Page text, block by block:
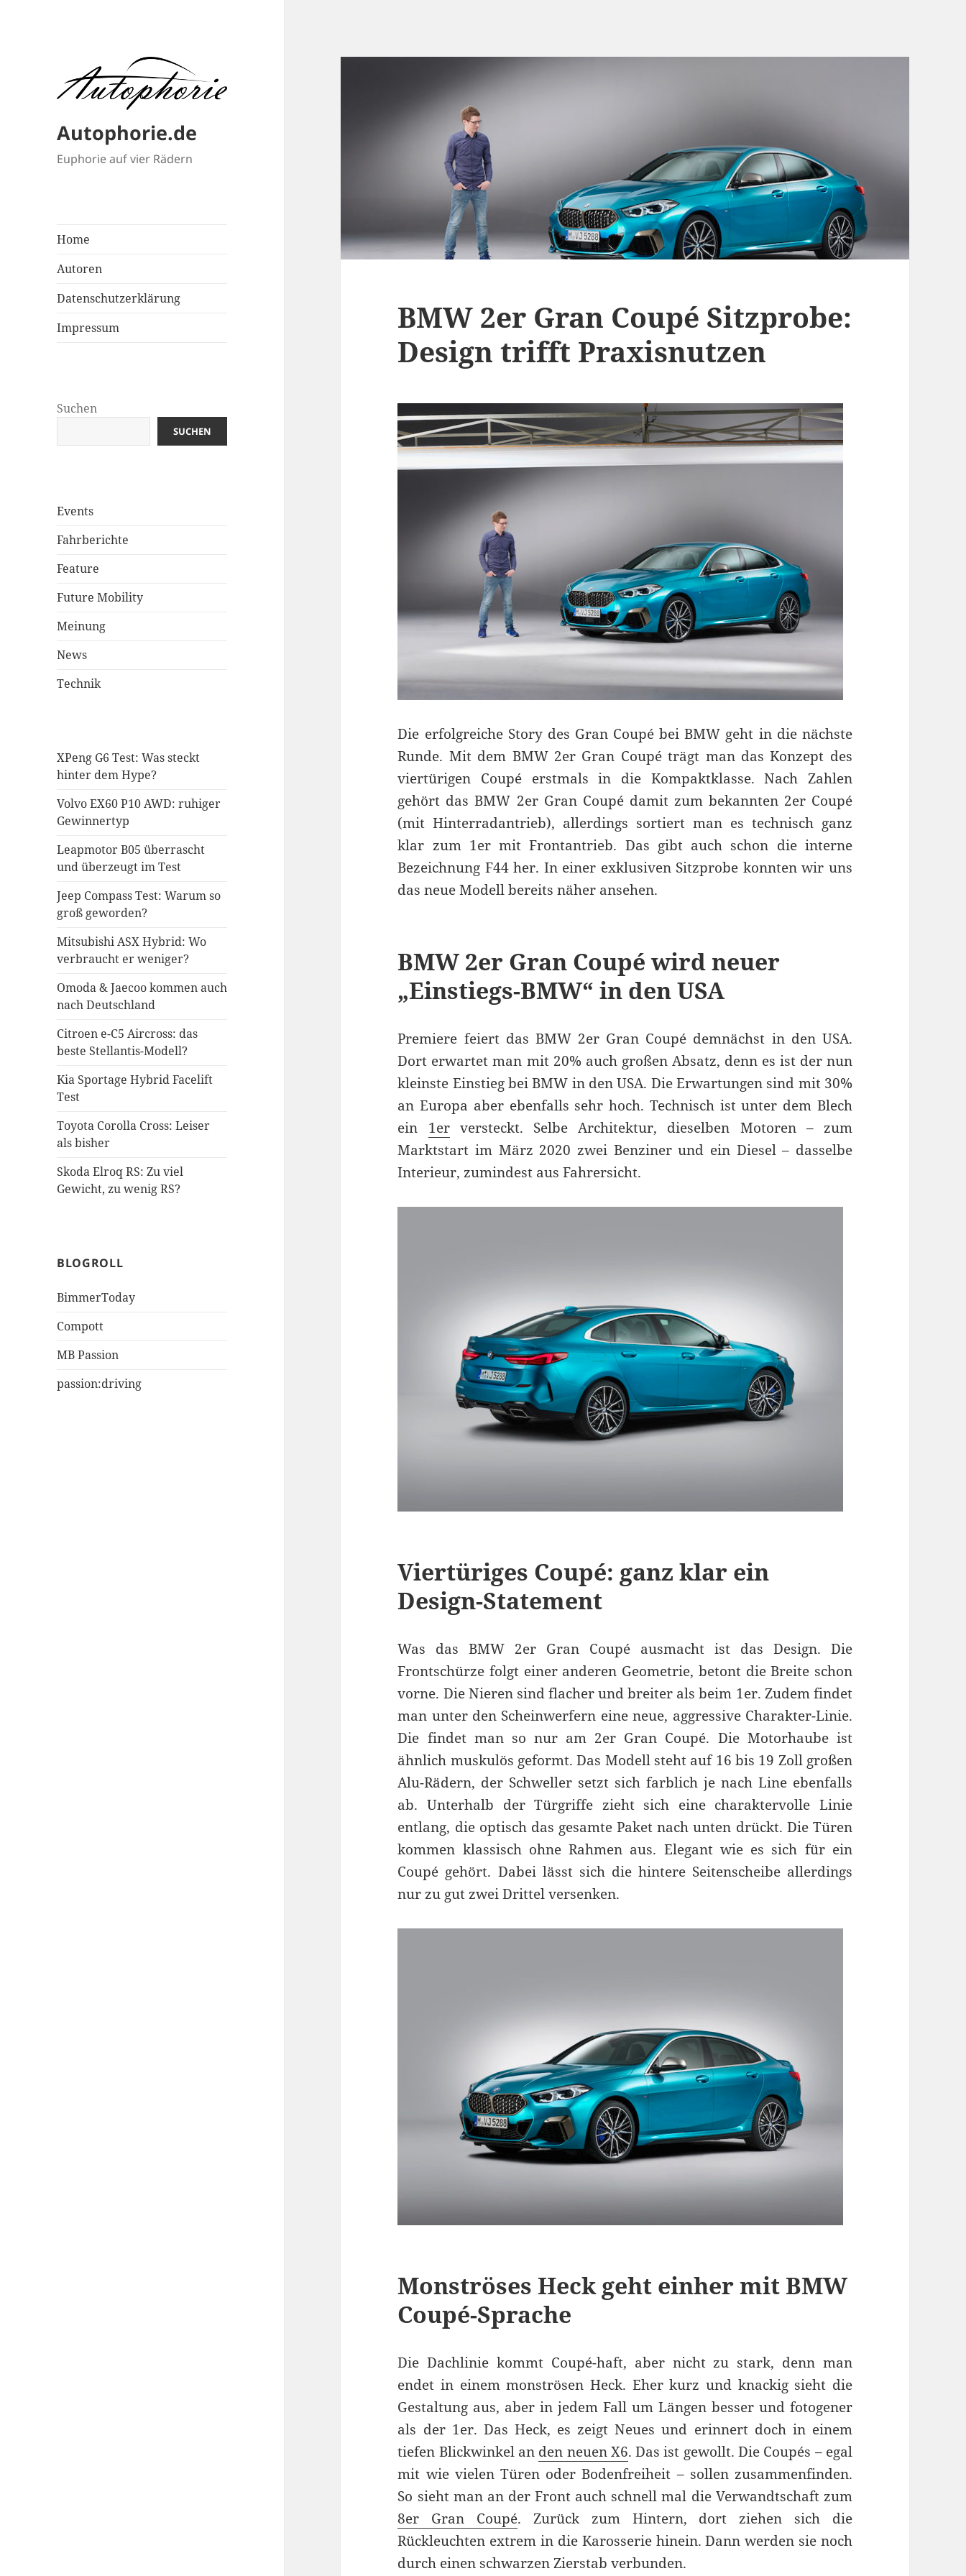
Autophorie.de
Euphorie auf vier Rädern
Home
Autoren
Datenschutzerklärung
Impressum
Suchen
SUCHEN
Events
Fahrberichte
Feature
Future Mobility
Meinung
News
Technik
XPeng G6 Test: Was steckt
hinter dem Hype?
Volvo EX60 P10 AWD: ruhiger
Gewinnertyp
Leapmotor B05 überrascht
und überzeugt im Test
Jeep Compass Test: Warum so
groß geworden?
Mitsubishi ASX Hybrid: Wo
verbraucht er weniger?
Omoda & Jaecoo kommen auch
nach Deutschland
Citroen e-C5 Aircross: das
beste Stellantis-Modell?
Kia Sportage Hybrid Facelift
Test
Toyota Corolla Cross: Leiser
als bisher
Skoda Elroq RS: Zu viel
Gewicht, zu wenig RS?
BLOGROLL
BimmerToday
Compott
MB Passion
passion:driving
BMW 2er Gran Coupé Sitzprobe:
Design trifft Praxisnutzen
Die erfolgreiche Story des Gran Coupé bei BMW geht in die nächste
Runde. Mit dem BMW 2er Gran Coupé trägt man das Konzept des
viertürigen Coupé erstmals in die Kompaktklasse. Nach Zahlen
gehört das BMW 2er Gran Coupé damit zum bekannten 2er Coupé
(mit Hinterradantrieb), allerdings sortiert man es technisch ganz
klar zum 1er mit Frontantrieb. Das gibt auch schon die interne
Bezeichnung F44 her. In einer exklusiven Sitzprobe konnten wir uns
das neue Modell bereits näher ansehen.
BMW 2er Gran Coupé wird neuer
„Einstiegs-BMW“ in den USA
Premiere feiert das BMW 2er Gran Coupé demnächst in den USA.
Dort erwartet man mit 20% auch großen Absatz, denn es ist der nun
kleinste Einstieg bei BMW in den USA. Die Erwartungen sind mit 30%
an Europa aber ebenfalls sehr hoch. Technisch ist unter dem Blech
ein 1erversteckt. Selbe Architektur, dieselben Motoren – zum
Marktstart im März 2020 zwei Benziner und ein Diesel – dasselbe
Interieur, zumindest aus Fahrersicht.
Viertüriges Coupé: ganz klar ein
Design-Statement
Was das BMW 2er Gran Coupé ausmacht ist das Design. Die
Frontschürze folgt einer anderen Geometrie, betont die Breite schon
vorne. Die Nieren sind flacher und breiter als beim 1er. Zudem findet
man unter den Scheinwerfern eine neue, aggressive Charakter-Linie.
Die findet man so nur am 2er Gran Coupé. Die Motorhaube ist
ähnlich muskulös geformt. Das Modell steht auf 16 bis 19 Zoll großen
Alu-Rädern, der Schweller setzt sich farblich je nach Line ebenfalls
ab. Unterhalb der Türgriffe zieht sich eine charaktervolle Linie
entlang, die optisch das gesamte Paket nach unten drückt. Die Türen
kommen klassisch ohne Rahmen aus. Elegant wie es sich für ein
Coupé gehört. Dabei lässt sich die hintere Seitenscheibe allerdings
nur zu gut zwei Drittel versenken.
Monströses Heck geht einher mit BMW
Coupé-Sprache
Die Dachlinie kommt Coupé-haft, aber nicht zu stark, denn man
endet in einem monströsen Heck. Eher kurz und knackig sieht die
Gestaltung aus, aber in jedem Fall um Längen besser und fotogener
als der 1er. Das Heck, es zeigt Neues und erinnert doch in einem
tiefen Blickwinkel an den neuen X6. Das ist gewollt. Die Coupés – egal
mit wie vielen Türen oder Bodenfreiheit – sollen zusammenfinden.
So sieht man an der Front auch schnell mal die Verwandtschaft zum
8er Gran Coupé. Zurück zum Hintern, dort ziehen sich die
Rückleuchten extrem in die Karosserie hinein. Dann werden sie noch
durch einen schwarzen Zierstab verbunden.